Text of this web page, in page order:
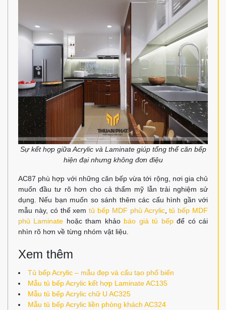
Sự kết hợp giữa Acrylic và Laminate giúp tổng thể căn bếp
hiện đại nhưng không đơn điệu
AC87 phù hợp với những căn bếp vừa tới rộng, nơi gia chủ
muốn đầu tư rõ hơn cho cả thẩm mỹ lẫn trải nghiệm sử
dụng. Nếu bạn muốn so sánh thêm các cấu hình gần với
mẫu này, có thể xemtủ bếp MDF phủ Acrylic,tủ bếp MDF
phủ Laminate hoặc tham khảo báo giá tủ bếpđể có cái
nhìn rõ hơn về từng nhóm vật liệu.
Xem thêm
Tủ bếp Acrylic – mẫu đẹp và cấu tạo phổ biến
Mẫu tủ bếp Acrylic kết hợp Laminate AC135
Mẫu tủ bếp Acrylic chữ U AC325
Mẫu tủ bếp Acrylic liền phòng khách AC324